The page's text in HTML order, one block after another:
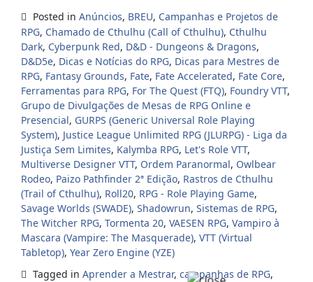
Posted in Anúncios, BREU, Campanhas e Projetos de
RPG, Chamado de Cthulhu (Call of Cthulhu), Cthulhu
Dark, Cyberpunk Red, D&D - Dungeons & Dragons,
D&D5e, Dicas e Notícias do RPG, Dicas para Mestres de
RPG, Fantasy Grounds, Fate, Fate Accelerated, Fate Core,
Ferramentas para RPG, For The Quest (FTQ), Foundry VTT,
Grupo de Divulgações de Mesas de RPG Online e
Presencial, GURPS (Generic Universal Role Playing
System), Justice League Unlimited RPG (JLURPG) - Liga da
Justiça Sem Limites, Kalymba RPG, Let's Role VTT,
Multiverse Designer VTT, Ordem Paranormal, Owlbear
Rodeo, Paizo Pathfinder 2ª Edição, Rastros de Cthulhu
(Trail of Cthulhu), Roll20, RPG - Role Playing Game,
Savage Worlds (SWADE), Shadowrun, Sistemas de RPG,
The Witcher RPG, Tormenta 20, VAESEN RPG, Vampiro à
Mascara (Vampire: The Masquerade), VTT (Virtual
Tabletop), Year Zero Engine (YZE)
Tagged in Aprender a Mestrar, campanhas de RPG,